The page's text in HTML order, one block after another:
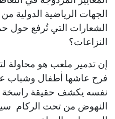
الجهات الرياضية الدولية
الشعارات التي تُرفع حول
النزاعات؟
إن تدمير ملعب هو محاولة
فرح عاشها أطفال وشباب
نفسه يكشف حقيقة راسخة
النهوض من تحت الركام